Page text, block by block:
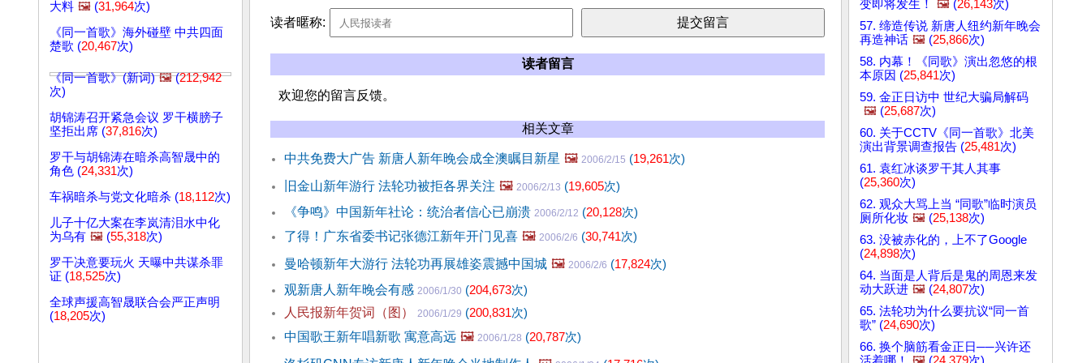
大料 🖼️ (31,964次)
《同一首歌》海外碰壁 中共四面
楚歌 (20,467次)
《同一首歌》(新词) 🖼️(212,942
次)
胡锦涛召开紧急会议 罗干横膀子
坚拒出席 (37,816次)
罗干与胡锦涛在暗杀高智晟中的
角色 (24,331次)
车祸暗杀与党文化暗杀 (18,112次)
儿子十亿大案在李岚清泪水中化
为乌有 🖼️ (55,318次)
罗干决意要玩火 天曝中共谋杀罪
证 (18,525次)
全球声援高智晟联合会严正声明
(18,205次)
读者暱称:
读者留言
欢迎您的留言反馈。
相关文章
中共免费大广告 新唐人新年晚会成全澳瞩目新星 🖼️ 2006/2/15 (19,261次)
旧金山新年游行 法轮功被拒各界关注 🖼️ 2006/2/13 (19,605次)
《争鸣》中国新年社论：统治者信心已崩溃 2006/2/12 (20,128次)
了得！广东省委书记张德江新年开门见喜 🖼️ 2006/2/6 (30,741次)
曼哈顿新年大游行 法轮功再展雄姿震撼中国城 🖼️ 2006/2/6 (17,824次)
观新唐人新年晚会有感 2006/1/30 (204,673次)
人民报新年贺词（图）
2006/1/29 (200,831次)
中国歌王新年唱新歌 寓意高远 🖼️ 2006/1/28 (20,787次)
变即将发生！ 🖼️ (26,143次)
57. 缔造传说 新唐人纽约新年晚会
再造神话 🖼️ (25,866次)
58. 内幕！《同歌》演出忽悠的根
本原因 (25,841次)
59. 金正日访中 世纪大骗局解码
🖼️ (25,687次)
60. 关于CCTV《同一首歌》北美
演出背景调查报告 (25,481次)
61. 袁红冰谈罗干其人其事
(25,360次)
62. 观众大骂上当 “同歌”临时演员
厕所化妆 🖼️ (25,138次)
63. 没被赤化的，上不了Google
(24,898次)
64. 当面是人背后是鬼的周恩来发
动大跃进 🖼️ (24,807次)
65. 法轮功为什么要抗议“同一首
歌” (24,690次)
66. 换个脑筋看金正日──兴许还
活着哪！
🖼️ (24,379次)